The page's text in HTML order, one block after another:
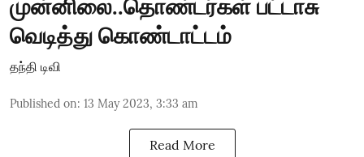
முன்னிலை..தொண்டர்கள் பட்டாசு
வெடித்து கொண்டாட்டம்
தந்தி டிவி
Published on: 13 May 2023, 3:33 am
Read More